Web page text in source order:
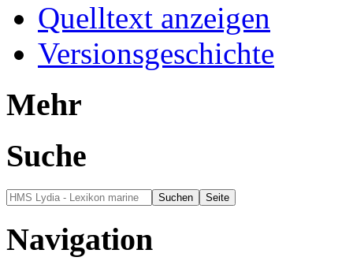
Quelltext anzeigen
Versionsgeschichte
Mehr
Suche
Navigation